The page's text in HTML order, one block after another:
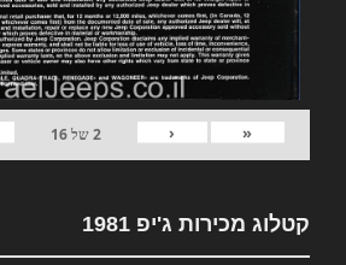
«
‹
2של16
קטלוג מכירות ג'יפ 1981